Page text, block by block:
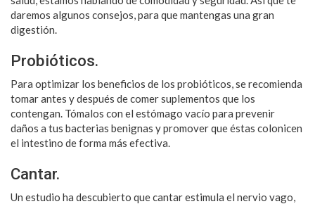
daremos algunos consejos, para que mantengas una gran
digestión.
Probióticos.
Para optimizar los beneficios de los probióticos, se recomienda
tomar antes y después de comer suplementos que los
contengan. Tómalos con el estómago vacío para prevenir
daños a tus bacterias benignas y promover que éstas colonicen
el intestino de forma más efectiva.
Cantar.
Un estudio ha descubierto que cantar estimula el nervio vago,